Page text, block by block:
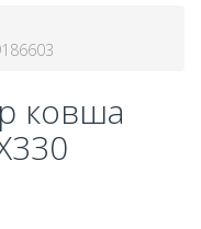
ковша